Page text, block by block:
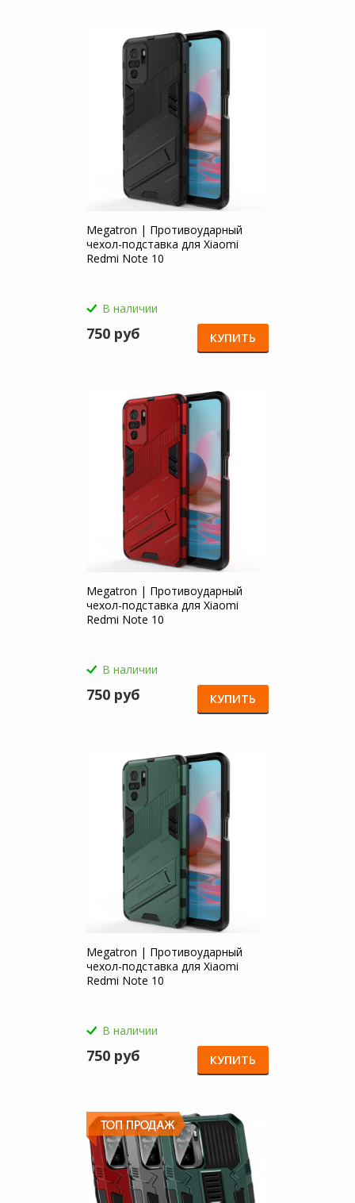
Megatron | Противоударный
чехол-подставка для Xiaomi
Redmi Note 10
В наличии
750 руб КУПИТЬ
Megatron | Противоударный
чехол-подставка для Xiaomi
Redmi Note 10
В наличии
750 руб КУПИТЬ
Megatron | Противоударный
чехол-подставка для Xiaomi
Redmi Note 10
В наличии
750 руб КУПИТЬ